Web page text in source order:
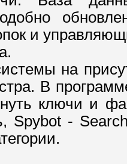
и
на
В
ключи и
Spybot -